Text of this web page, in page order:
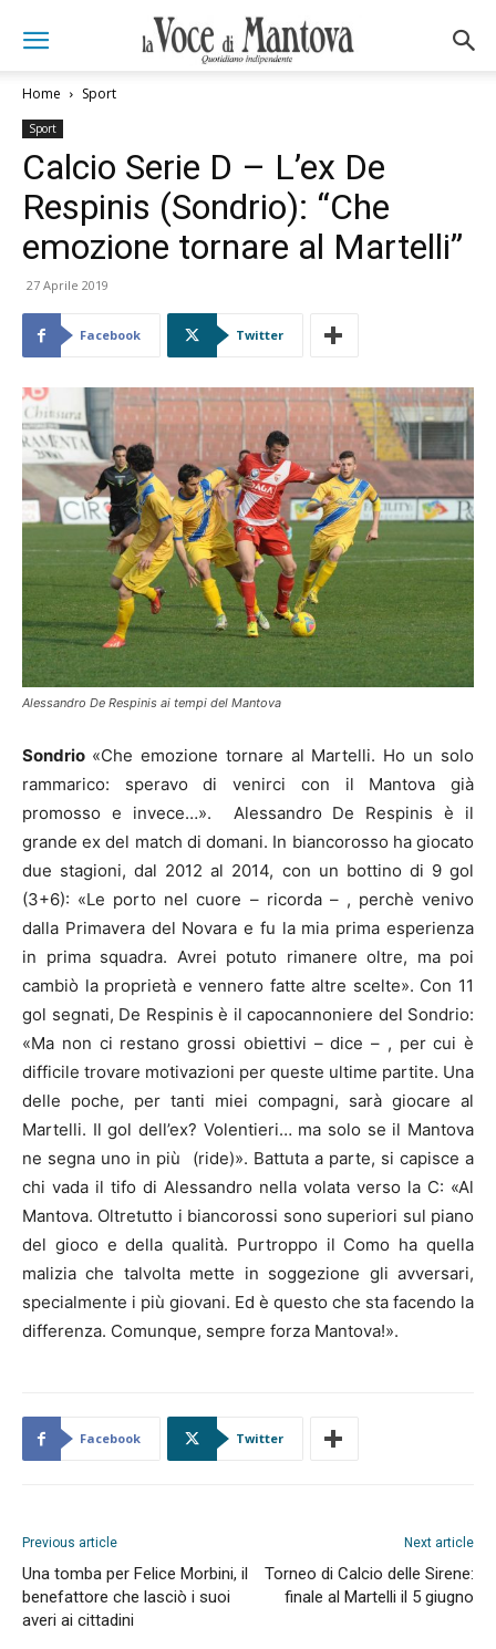
Home Sport
Sport
Calcio Serie D – L’ex De
Respinis (Sondrio): “Che
emozione tornare al Martelli”
27 Aprile 2019
Facebook Twitter
Alessandro De Respinis ai tempi del Mantova
Sondrio «Che emozione tornare al Martelli. Ho un solo
rammarico: speravo di venirci con il Mantova già
promosso e invece…». Alessandro De Respinis è il
grande ex del match di domani. In biancorosso ha giocato
due stagioni, dal 2012 al 2014, con un bottino di 9 gol
(3+6): «Le porto nel cuore – ricorda – , perchè venivo
dalla Primavera del Novara e fu la mia prima esperienza
in prima squadra. Avrei potuto rimanere oltre, ma poi
cambiò la proprietà e vennero fatte altre scelte». Con 11
gol segnati, De Respinis è il capocannoniere del Sondrio:
«Ma non ci restano grossi obiettivi – dice – , per cui è
difficile trovare motivazioni per queste ultime partite. Una
delle poche, per tanti miei compagni, sarà giocare al
Martelli. Il gol dell’ex? Volentieri… ma solo se il Mantova
ne segna uno in più (ride)». Battuta a parte, si capisce a
chi vada il tifo di Alessandro nella volata verso la C: «Al
Mantova. Oltretutto i biancorossi sono superiori sul piano
del gioco e della qualità. Purtroppo il Como ha quella
malizia che talvolta mette in soggezione gli avversari,
specialmente i più giovani. Ed è questo che sta facendo la
differenza. Comunque, sempre forza Mantova!».
Facebook Twitter
Previous article
Una tomba per Felice Morbini, il
benefattore che lasciò i suoi
averi ai cittadini
Next article
Torneo di Calcio delle Sirene:
finale al Martelli il 5 giugno